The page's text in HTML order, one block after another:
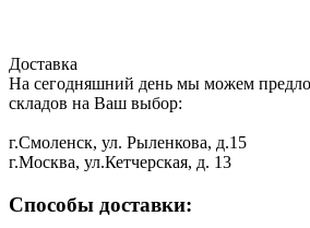
Доставка
На сегодняшний день мы можем
складов на Ваш выбор:
г.Смоленск, ул. Рыленкова, д.15
г.Москва, ул.Кетчерская, д. 13
Способы доставки: